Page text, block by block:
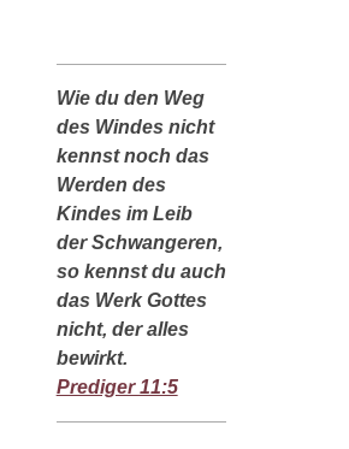
Wie du den Weg
des Windes nicht
kennst noch das
Werden des
Kindes im Leib
der Schwangeren,
so kennst du auch
das Werk Gottes
nicht, der alles
bewirkt.
Prediger 11:5